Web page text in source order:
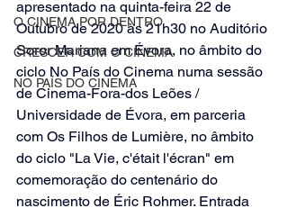
O CINEMA POR DENTRO
CRESCER COM O CINEMA
NO PAÍS DO CINEMA
apresentado na quinta-feira 22 de
Outubro de 2020 às 21h30 no Auditório
Soror Mariana em Évora, no âmbito do
ciclo No País do Cinema numa sessão
de Cinema-Fora-dos Leões /
Universidade de Évora, em parceria
com Os Filhos de Lumière, no âmbito
do ciclo "La Vie, c'était l'écran" em
comemoração do centenário do
nascimento de Éric Rohmer. Entrada